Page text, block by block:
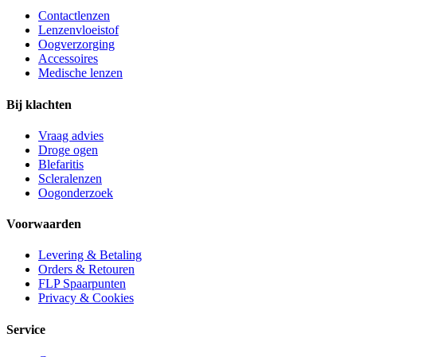
Contactlenzen
Lenzenvloeistof
Oogverzorging
Accessoires
Medische lenzen
Bij klachten
Vraag advies
Droge ogen
Blefaritis
Scleralenzen
Oogonderzoek
Voorwaarden
Levering & Betaling
Orders & Retouren
FLP Spaarpunten
Privacy & Cookies
Service